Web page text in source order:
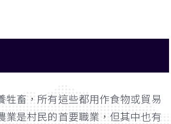
畜，所有這些都用作食物或貿易
是村民的首要職業，但其中也有